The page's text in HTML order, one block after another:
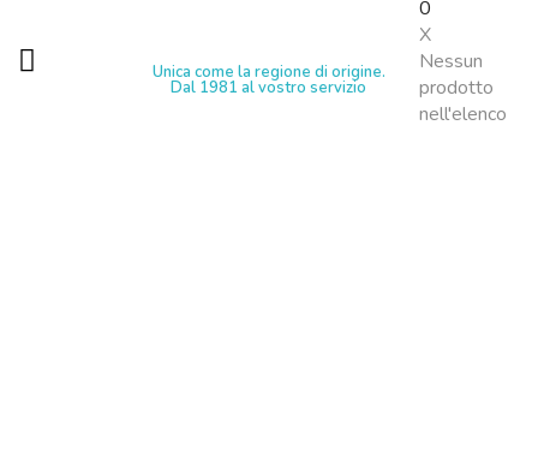
Unica come la regione di origine.
Dal 1981 al vostro servizio
0
X
Nessun
prodotto
nell'elenco